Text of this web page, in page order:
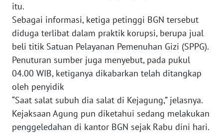
itu.
Sebagai informasi, ketiga petinggi BGN tersebut
diduga terlibat dalam praktik korupsi, berupa jual
beli titik Satuan Pelayanan Pemenuhan Gizi (SPPG).
Penuturan sumber juga menyebut, pada pukul
04.00 WIB, ketiganya dikabarkan telah ditangkap
oleh penyidik
“Saat salat subuh dia salat di Kejagung,” jelasnya.
Kejaksaan Agung pun diketahui sedang melakukan
penggeledahan di kantor BGN sejak Rabu dini hari.
WN
NTB
WN
SULBAR
WN
BABEL